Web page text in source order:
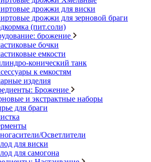
дрожжи для виски
дрожжи для зерновой браги
(пит.соли)
брожение
бочки
емкости
конический танк
к емкостям
изделия
Брожение
и экстрактные наборы
для браги
Осветлители
для виски
для самогона